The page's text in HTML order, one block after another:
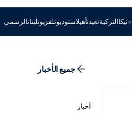
»تيكاالتركيةتعيدتأهيلاستوديوتلفزيونلبنانالرسمي
جميع الأخبار
أخبار